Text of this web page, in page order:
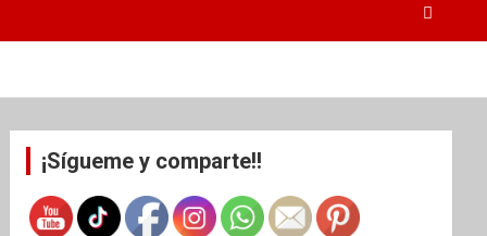
¡Sígueme y comparte!!